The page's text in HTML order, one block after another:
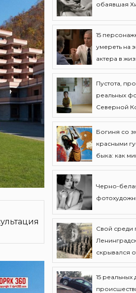
обаявшая
15
умереть на
актера в
Пустота,
реальных
Северной
Богиня со
красными
быка: как
Черно-
Свой среди
скрывался
15